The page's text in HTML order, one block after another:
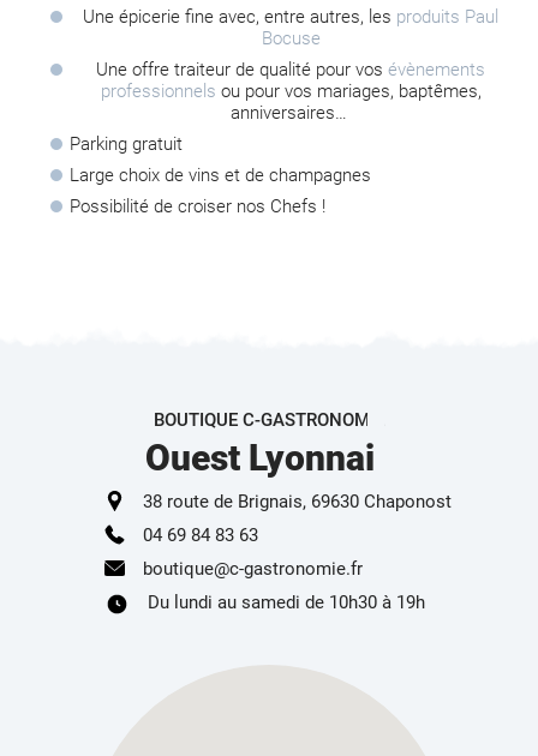
Une épicerie fine avec, entre autres, les produits Paul
Bocuse
Une offre traiteur de qualité pour vos évènements
professionnels ou pour vos mariages, baptêmes,
anniversaires…
Parking gratuit
Large choix de vins et de champagnes
Possibilité de croiser nos Chefs !
BOUTIQUE C-GASTRONOMIE
Ouest Lyonnais
38 route de Brignais, 69630 Chaponost
04 69 84 83 63
boutique@c-gastronomie.fr
Du lundi au samedi de 10h30 à 19h